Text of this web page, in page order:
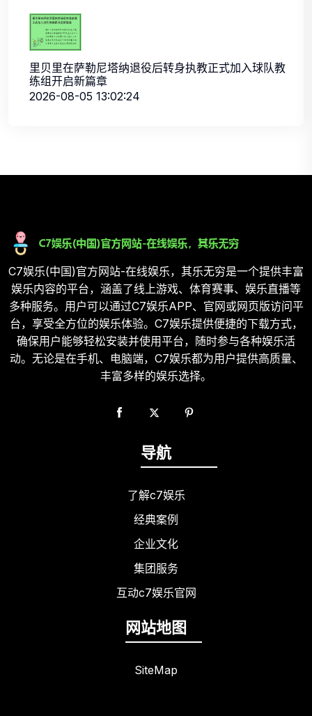
里贝里在萨勒尼塔纳退役后转身执教正式加入球队教
练组开启新篇章
2026-08-05 13:02:24
C7娱乐(中国)官方网站-在线娱乐，其乐无穷是一个提供丰富
娱乐内容的平台，涵盖了线上游戏、体育赛事、娱乐直播等
多种服务。用户可以通过C7娱乐APP、官网或网页版访问平
台，享受全方位的娱乐体验。C7娱乐提供便捷的下载方式，
确保用户能够轻松安装并使用平台，随时参与各种娱乐活
动。无论是在手机、电脑端，C7娱乐都为用户提供高质量、
丰富多样的娱乐选择。
导航
了解c7娱乐
经典案例
企业文化
集团服务
互动c7娱乐官网
网站地图
SiteMap